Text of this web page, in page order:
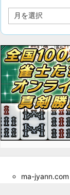
ー
ブ
ma-jyann.com